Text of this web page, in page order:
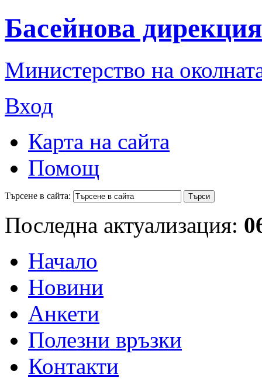
Басейнова
Министерство на
Вход
Карта на сайта
Помощ
Търсене в сайта:
Последна актуализация:
Начало
Новини
Анкети
Полезни връзки
Контакти